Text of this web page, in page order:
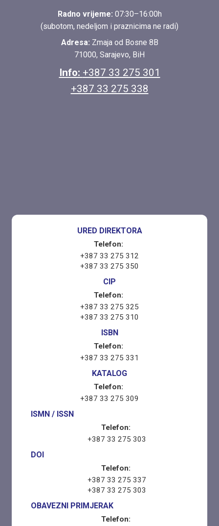
Radno vrijeme: 07:30–16:00h
(subotom, nedeljom i praznicima ne radi)
Adresa: Zmaja od Bosne 8B
71000, Sarajevo, BiH
Info: +387 33 275 301
+387 33 275 338
URED DIREKTORA
Telefon:
+387 33 275 312
+387 33 275 350
CIP
Telefon:
+387 33 275 325
+387 33 275 310
ISBN
Telefon:
+387 33 275 331
KATALOG
Telefon:
+387 33 275 309
ISMN / ISSN
Telefon:
+387 33 275 303
DOI
Telefon:
+387 33 275 337
+387 33 275 303
OBAVEZNI PRIMJERAK
Telefon: